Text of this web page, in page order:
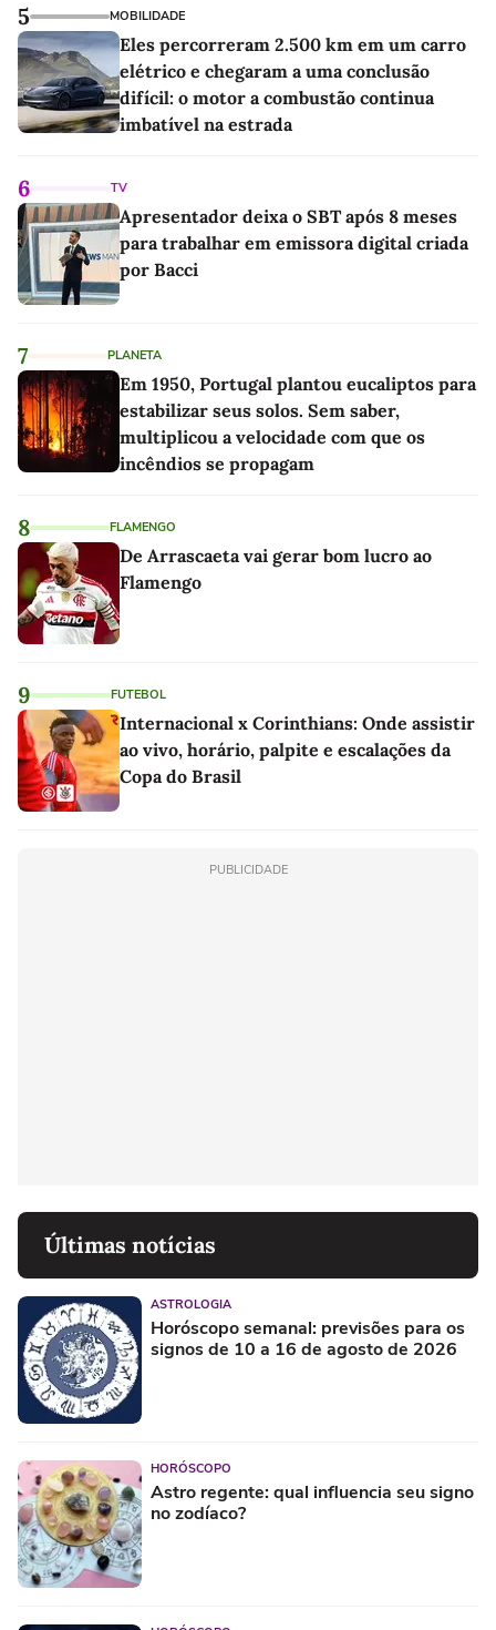
5 MOBILIDADE
Eles percorreram 2.500 km em um carro
elétrico e chegaram a uma conclusão
difícil: o motor a combustão continua
imbatível na estrada
6 TV
Apresentador deixa o SBT após 8 meses
para trabalhar em emissora digital criada
por Bacci
7 PLANETA
Em 1950, Portugal plantou eucaliptos para
estabilizar seus solos. Sem saber,
multiplicou a velocidade com que os
incêndios se propagam
8 FLAMENGO
De Arrascaeta vai gerar bom lucro ao
Flamengo
9 FUTEBOL
Internacional x Corinthians: Onde assistir
ao vivo, horário, palpite e escalações da
Copa do Brasil
PUBLICIDADE
Últimas notícias
ASTROLOGIA
Horóscopo semanal: previsões para os
signos de 10 a 16 de agosto de 2026
HORÓSCOPO
Astro regente: qual influencia seu signo
no zodíaco?